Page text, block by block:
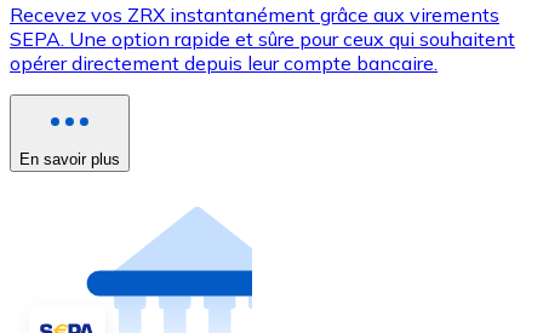
Recevez vos ZRX instantanément grâce aux virements
SEPA. Une option rapide et sûre pour ceux qui souhaitent
opérer directement depuis leur compte bancaire.
En savoir plus